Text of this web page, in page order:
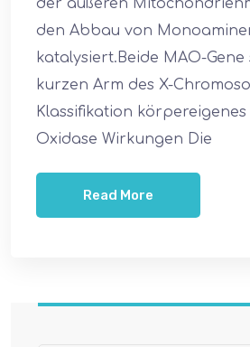
der äußeren
den Abbau von
katalysiert.Beide MAO-
kurzen Arm des X-
Klassifikation körpereigenes
Oxidase Wirkungen Die
Read More